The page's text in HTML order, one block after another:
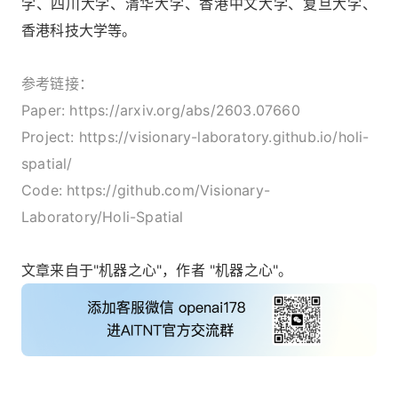
学、四川大学、清华大学、香港中文大学、复旦大学、
香港科技大学等。
参考链接：
Paper: https://arxiv.org/abs/2603.07660
Project: https://visionary-laboratory.github.io/holi-
spatial/
Code: https://github.com/Visionary-
Laboratory/Holi-Spatial
文章来自于"机器之心"，作者 "机器之心"。